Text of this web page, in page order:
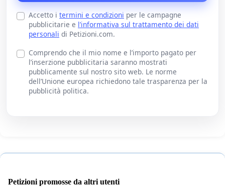
Accetto i termini e condizioni per le campagne
pubblicitarie e l’informativa sul trattamento dei dati
personali di Petizioni.com.
Comprendo che il mio nome e l’importo pagato per
l’inserzione pubblicitaria saranno mostrati
pubblicamente sul nostro sito web. Le norme
dell’Unione europea richiedono tale trasparenza per la
pubblicità politica.
Petizioni promosse da altri utenti